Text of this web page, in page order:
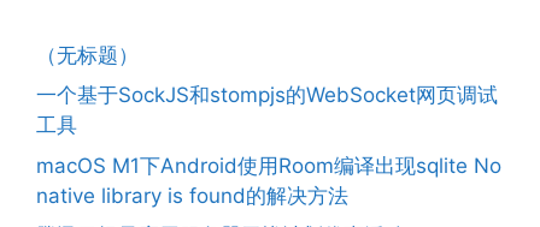
（无标题）
一个基于SockJS和stompjs的WebSocket网页调试
工具
macOS M1下Android使用Room编译出现sqlite No
native library is found的解决方法